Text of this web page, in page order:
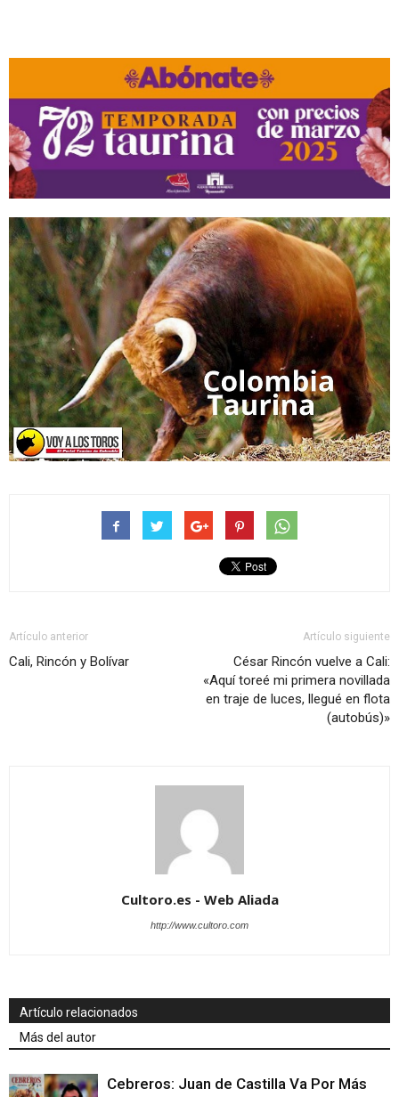
Artículo anterior
Cali, Rincón y Bolívar
Artículo siguiente
César Rincón vuelve a Cali:
«Aquí toreé mi primera novillada
en traje de luces, llegué en flota
(autobús)»
Cultoro.es - Web Aliada
http://www.cultoro.com
Artículo relacionados
Más del autor
Cebreros: Juan de Castilla Va Por Más